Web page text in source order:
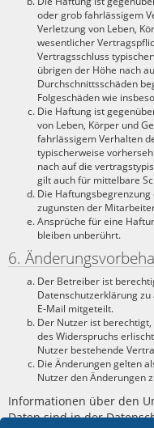
oder grob fahrlässigem
Verletzung von Leben,
wesentlicher
Vertragsschluss
übrigen der Höhe nach
Durchschnittsschäden
Folgeschäden wie
Die Haftung ist
von Leben, Körper und
fahrlässigem Verhalten
typischerweise
nach auf die
gilt auch für mittelbare
Die
zugunsten der
Ansprüche für eine
bleiben unberührt.
6.
Der Betreiber ist
Datenschutzerklärung
E-Mail mitgeteilt.
Der Nutzer ist
des Widerspruchs
Nutzer bestehende
Die Änderungen gelten
Nutzer den Änderungen
Informationen über den
Daten sind in der